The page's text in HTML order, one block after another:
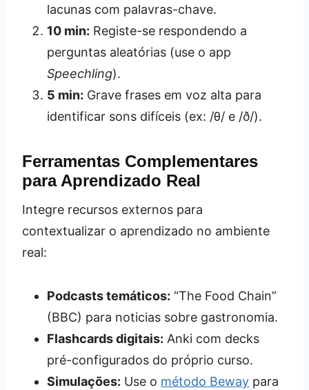
lacunas com palavras-chave.
10 min: Registe-se respondendo a
perguntas aleatórias (use o app
Speechling).
5 min: Grave frases em voz alta para
identificar sons difíceis (ex: /θ/ e /ð/).
Ferramentas Complementares
para Aprendizado Real
Integre recursos externos para
contextualizar o aprendizado no ambiente
real:
Podcasts temáticos: “The Food Chain”
(BBC) para noticias sobre gastronomia.
Flashcards digitais: Anki com decks
pré-configurados do próprio curso.
Simulações: Use o método Beway para